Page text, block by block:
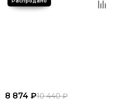
8 874 ₽10 440 ₽